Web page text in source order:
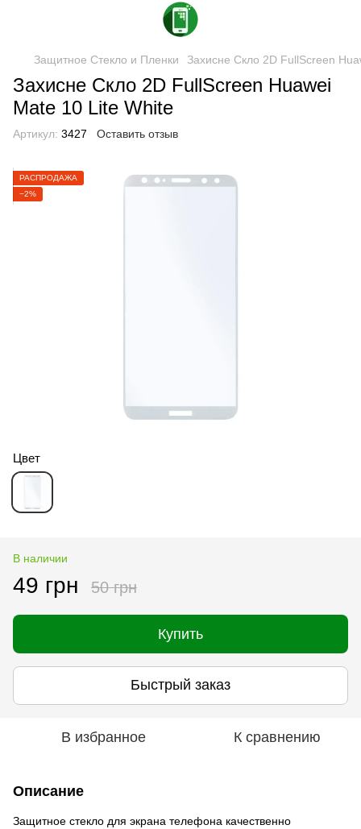
Защитное Стекло и Пленки Захисне Скло 2D FullScreen
Захисне Скло 2D FullScreen Huawei
Mate 10 Lite White
Артикул: 3427 Оставить отзыв
РАСПРОДАЖА
−2%
Цвет
В наличии
49 грн 50 грн
Купить
Быстрый заказ
В избранное К сравнению
Описание
Защитное стекло для экрана телефона качественно